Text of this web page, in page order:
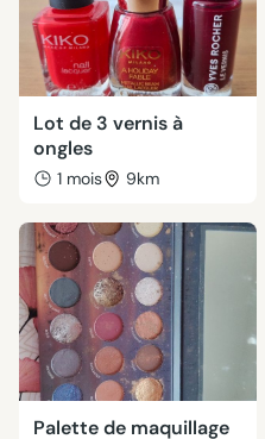
Lot de 3 vernis à
ongles
1 mois 9km
Palette de maquillage